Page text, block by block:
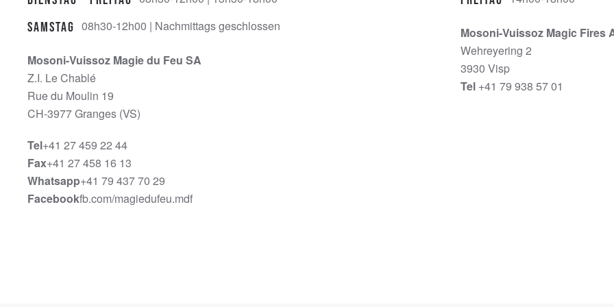
Samstag 08h30-12h00 | Nachmittags geschlossen
Mosoni-Vuissoz Magie du Feu SA
Z.I. Le Chablé
Rue du Moulin 19
CH-3977 Granges (VS)
Tel+41 27 459 22 44
Fax+41 27 458 16 13
Whatsapp+41 79 437 70 29
Facebookfb.com/magiedufeu.mdf
Mosoni-Vuissoz Magic Fires
Wehreyering 2
3930 Visp
Tel +41 79 938 57 01